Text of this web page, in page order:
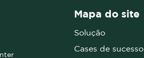
Mapa do site
Solução
Cases de sucesso